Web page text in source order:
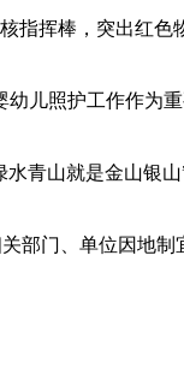
指挥棒，突出红色
儿照护工作作为
青山就是金山银山
部门、单位因地制